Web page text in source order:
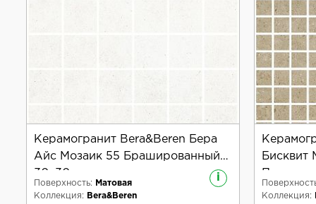
Керамогранит Bera&Beren Бера
Айс Мозаик 55 Брашированный
30x30
i
Поверхность:
Матовая
Коллекция:
Bera&Beren
Бисквит
Коллекция: